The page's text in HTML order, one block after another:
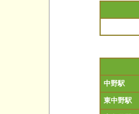
中野駅
東中野駅